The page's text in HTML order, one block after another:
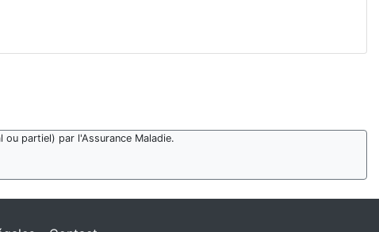
partiel) par l'Assurance Maladie.